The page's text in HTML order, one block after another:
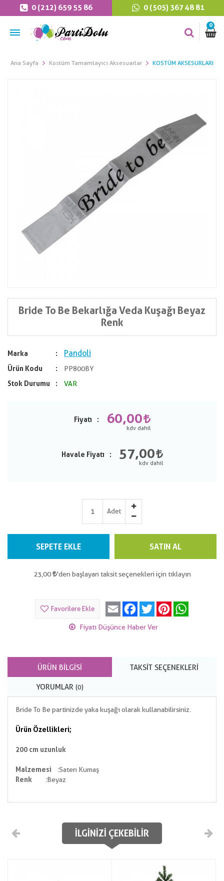
0 (212) 659 55 86 0 (505) 367 48 81
0
Ana Sayfa Kostüm Tamamlayıcı Aksesuarlar KOSTÜM AKSESURLARI
Bride To Be Bekarlığa Veda Kuşağı Beyaz
Renk
Marka Pandoli
Ürün Kodu
PP800BY
Stok Durumu
VAR
Fiyatı 60,00
Havale Fiyatı 57,00
Adet
SEPETE EKLE SATIN AL
23,00 'den başlayan taksit seçenekleri için tıklayın
Favorilere Ekle Email Facebook
Twitter Pinterest
Fiyatı Düşünce Haber Ver
ÜRÜN BILGISI TAKSIT SEÇENEKLERI
YORUMLAR (0)
Bride To Be partinizde yaka kuşağı olarak kullanabilirsiniz.
Ürün Özellikleri;
200 cm uzunluk
Malzemesi :Saten Kumaş
Renk :Beyaz
İLGINIZI ÇEKEBILIR